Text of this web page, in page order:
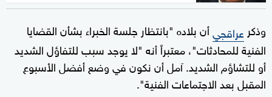
وذكر عراقجيأن بلاده "بانتظار جلسة الخبراء بشأن القضايا
الفنية للمحادثات"، معتبراً أنه "لا يوجد سبب للتفاؤل الشديد
أو للتشاؤم الشديد. آمل أن نكون في وضع أفضل الأسبوع
المقبل بعد الاجتماعات الفنية".